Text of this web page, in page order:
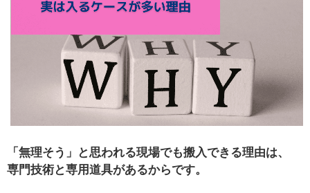
「無理そう」と思われる現場でも搬入できる理由は、
専門技術と専用道具があるからです。